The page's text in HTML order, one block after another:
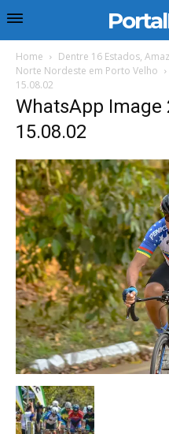
Home
Dentre 16 Estados,
Norte Nordeste em Porto Velho
15.08.02
WhatsApp Image
15.08.02